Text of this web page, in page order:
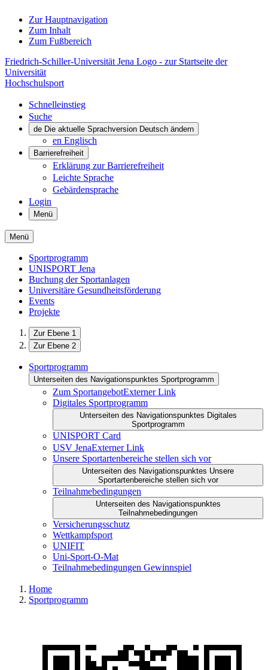
Zur Hauptnavigation
Zum Inhalt
Zum Fußbereich
Friedrich-Schiller-Universität Jena Logo - zur Startseite der
Universität
Hochschulsport
Schnelleinstieg
Suche
de Die aktuelle Sprachversion Deutsch ändern
en Englisch
Barrierefreiheit
Erklärung zur Barrierefreiheit
Leichte Sprache
Gebärdensprache
Login
Menü
Menü
Sportprogramm
UNISPORT Jena
Buchung der Sportanlagen
Universitäre Gesundheitsförderung
Events
Projekte
Zur Ebene 1
Zur Ebene 2
Sportprogramm
Unterseiten des Navigationspunktes Sportprogramm
Zum SportangebotExterner Link
Digitales Sportprogramm
Unterseiten des Navigationspunktes Digitales
Sportprogramm
UNISPORT Card
USV JenaExterner Link
Unsere Sportartenbereiche stellen sich vor
Unterseiten des Navigationspunktes Unsere
Sportartenbereiche stellen sich vor
Teilnahmebedingungen
Unterseiten des Navigationspunktes
Teilnahmebedingungen
Versicherungsschutz
Wettkampfsport
UNIFIT
Uni-Sport-O-Mat
Teilnahmebedingungen Gewinnspiel
Home
Sportprogramm